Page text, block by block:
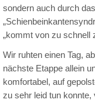
sondern auch durch
„kommt von zu schnell
Wir ruhten einen Tag,
nächste Etappe allein
komfortabel, auf
zu sehr leid tun konnte,